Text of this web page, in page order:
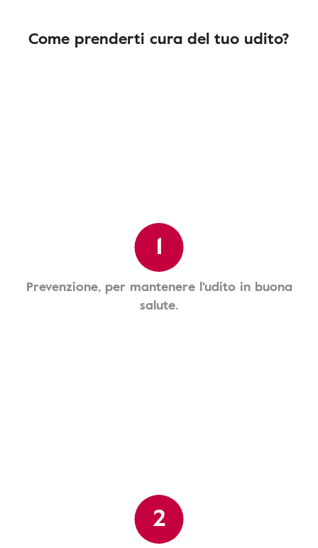
Come prenderti cura del tuo udito?
1
Prevenzione, per mantenere l'udito in buona
salute.
2